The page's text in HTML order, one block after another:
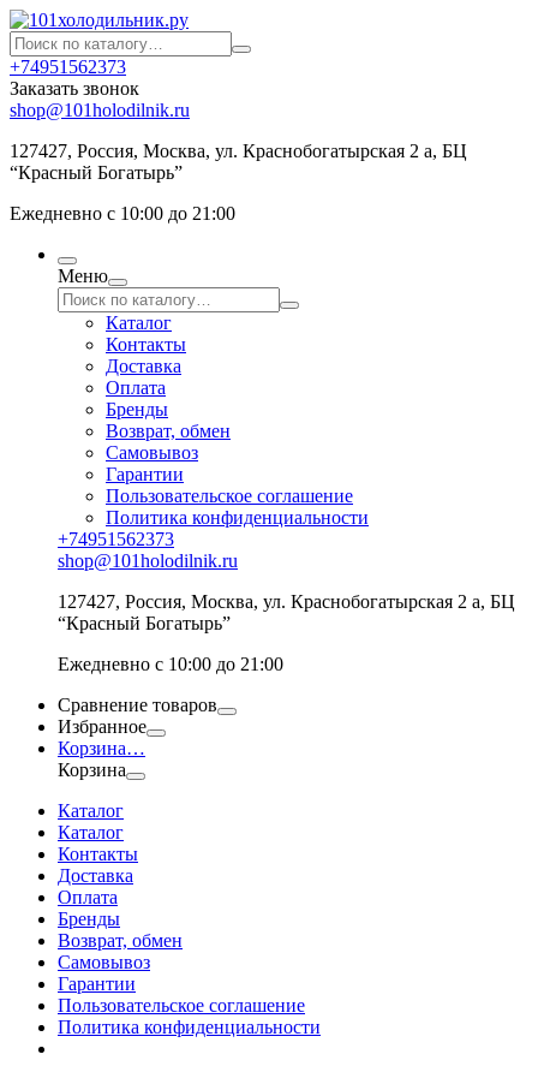
+74951562373
Заказать звонок
shop@101holodilnik.ru
127427, Россия, Москва, ул. Краснобогатырская 2 а, БЦ
“Красный Богатырь”
Ежедневно с 10:00 до 21:00
Меню
Каталог
Контакты
Доставка
Оплата
Бренды
Возврат, обмен
Самовывоз
Гарантии
Пользовательское соглашение
Политика конфиденциальности
+74951562373
shop@101holodilnik.ru
127427, Россия, Москва, ул. Краснобогатырская 2 а, БЦ
“Красный Богатырь”
Ежедневно с 10:00 до 21:00
Сравнение товаров
Избранное
Корзина…
Корзина
Каталог
Каталог
Контакты
Доставка
Оплата
Бренды
Возврат, обмен
Самовывоз
Гарантии
Пользовательское соглашение
Политика конфиденциальности